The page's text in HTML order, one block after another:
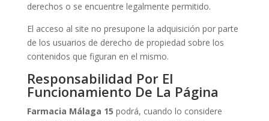
derechos o se encuentre legalmente permitido.
El acceso al site no presupone la adquisición por parte
de los usuarios de derecho de propiedad sobre los
contenidos que figuran en el mismo.
Responsabilidad Por El
Funcionamiento De La Página
Farmacia Málaga 15 podrá, cuando lo considere